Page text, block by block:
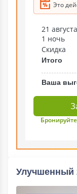
Это
21
1 ночь
Скидка
Итого
Ваша
Улучшенный